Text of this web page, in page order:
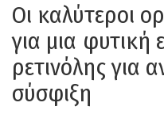
Οι καλύτεροι
για μια φυτική
ρετινόλης για
σύσφιξη